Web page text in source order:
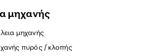
μηχανής
μηχανής
πυρός / κλοπής